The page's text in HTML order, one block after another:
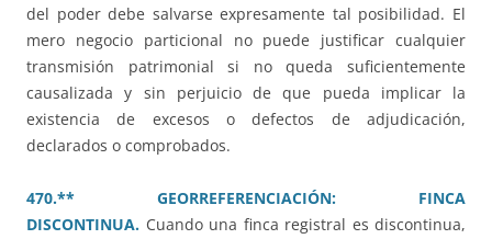
del poder debe salvarse expresamente tal posibilidad. El
mero negocio particional no puede justificar cualquier
transmisión patrimonial si no queda suficientemente
causalizada y sin perjuicio de que pueda implicar la
existencia de excesos o defectos de adjudicación,
declarados o comprobados.
470.** GEORREFERENCIACIÓN: FINCA
DISCONTINUA. Cuando una finca registral es discontinua,